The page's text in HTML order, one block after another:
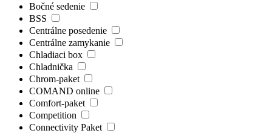
Bočné sedenie
BSS
Centrálne posedenie
Centrálne zamykanie
Chladiaci box
Chladnička
Chrom-paket
COMAND online
Comfort-paket
Competition
Connectivity Paket